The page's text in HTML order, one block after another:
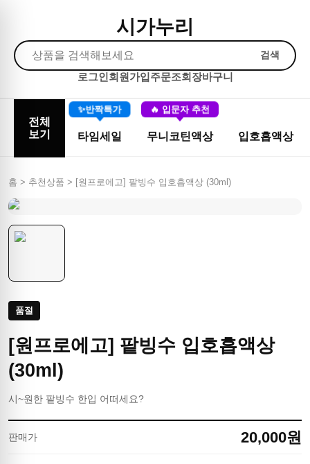
시가누리
검색
로그인회원가입주문조회장바구니
전체
보기
✨반짝특가
타임세일
🔥 입문자 추천
무니코틴액상 입호흡액상
홈 > 추천상품 > [원프로에고] 팥빙수 입호흡액상 (30ml)
품절
[원프로에고] 팥빙수 입호흡액상
(30ml)
시~원한 팥빙수 한입 어떠세요?
판매가 20,000원